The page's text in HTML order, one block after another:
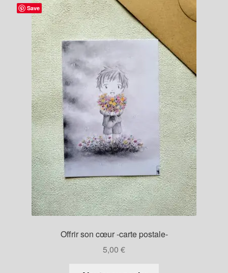
Save
Offrir son cœur -carte postale-
5,00 €